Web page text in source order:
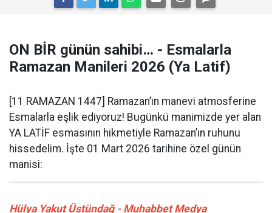
ON BİR günün sahibi… - Esmalarla
Ramazan Manileri 2026 (Ya Latif)
[11 RAMAZAN 1447] Ramazan’ın manevi atmosferine
Esmalarla eşlik ediyoruz! Bugünkü manimizde yer alan
YA LATİF esmasının hikmetiyle Ramazan’ın ruhunu
hissedelim. İşte 01 Mart 2026 tarihine özel günün
manisi:
Hülya Yakut Üstündağ - Muhabbet Medya